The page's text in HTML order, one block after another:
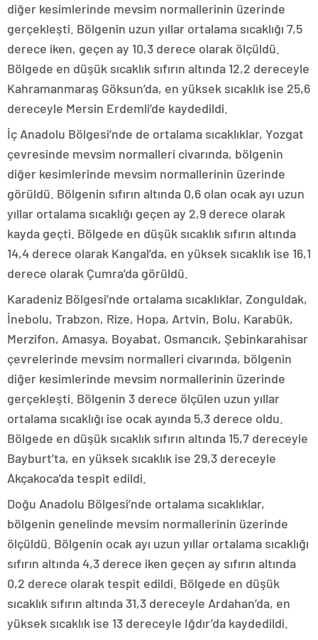
diğer kesimlerinde mevsim normallerinin üzerinde
gerçekleşti. Bölgenin uzun yıllar ortalama sıcaklığı 7,5
derece iken, geçen ay 10,3 derece olarak ölçüldü.
Bölgede en düşük sıcaklık sıfırın altında 12,2 dereceyle
Kahramanmaraş Göksun’da, en yüksek sıcaklık ise 25,6
dereceyle Mersin Erdemli’de kaydedildi.
İç Anadolu Bölgesi’nde de ortalama sıcaklıklar, Yozgat
çevresinde mevsim normalleri civarında, bölgenin
diğer kesimlerinde mevsim normallerinin üzerinde
görüldü. Bölgenin sıfırın altında 0,6 olan ocak ayı uzun
yıllar ortalama sıcaklığı geçen ay 2,9 derece olarak
kayda geçti. Bölgede en düşük sıcaklık sıfırın altında
14,4 derece olarak Kangal’da, en yüksek sıcaklık ise 16,1
derece olarak Çumra’da görüldü.
Karadeniz Bölgesi’nde ortalama sıcaklıklar, Zonguldak,
İnebolu, Trabzon, Rize, Hopa, Artvin, Bolu, Karabük,
Merzifon, Amasya, Boyabat, Osmancık, Şebinkarahisar
çevrelerinde mevsim normalleri civarında, bölgenin
diğer kesimlerinde mevsim normallerinin üzerinde
gerçekleşti. Bölgenin 3 derece ölçülen uzun yıllar
ortalama sıcaklığı ise ocak ayında 5,3 derece oldu.
Bölgede en düşük sıcaklık sıfırın altında 15,7 dereceyle
Bayburt’ta, en yüksek sıcaklık ise 29,3 dereceyle
Akçakoca’da tespit edildi.
Doğu Anadolu Bölgesi’nde ortalama sıcaklıklar,
bölgenin genelinde mevsim normallerinin üzerinde
ölçüldü. Bölgenin ocak ayı uzun yıllar ortalama sıcaklığı
sıfırın altında 4,3 derece iken geçen ay sıfırın altında
0,2 derece olarak tespit edildi. Bölgede en düşük
sıcaklık sıfırın altında 31,3 dereceyle Ardahan’da, en
yüksek sıcaklık ise 13 dereceyle Iğdır’da kaydedildi.